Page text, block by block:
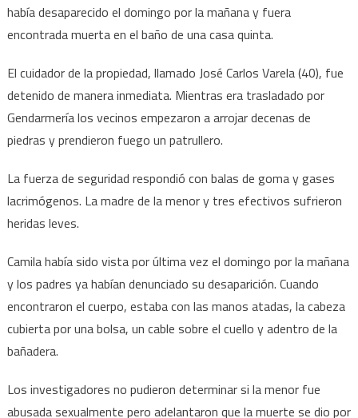
había desaparecido el domingo por la mañana y fuera
encontrada muerta en el baño de una casa quinta.
El cuidador de la propiedad, llamado José Carlos Varela (40), fue
detenido de manera inmediata. Mientras era trasladado por
Gendarmería los vecinos empezaron a arrojar decenas de
piedras y prendieron fuego un patrullero.
La fuerza de seguridad respondió con balas de goma y gases
lacrimógenos. La madre de la menor y tres efectivos sufrieron
heridas leves.
Camila había sido vista por última vez el domingo por la mañana
y los padres ya habían denunciado su desaparición. Cuando
encontraron el cuerpo, estaba con las manos atadas, la cabeza
cubierta por una bolsa, un cable sobre el cuello y adentro de la
bañadera.
Los investigadores no pudieron determinar si la menor fue
abusada sexualmente pero adelantaron que la muerte se dio por